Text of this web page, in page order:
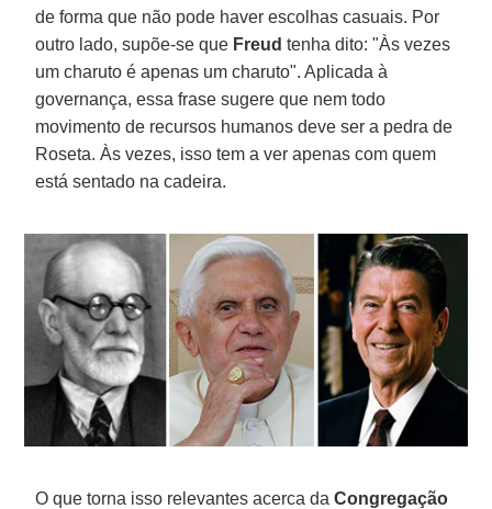
de forma que não pode haver escolhas casuais. Por
outro lado, supõe-se que Freudtenha dito: "Às vezes
um charuto é apenas um charuto". Aplicada à
governança, essa frase sugere que nem todo
movimento de recursos humanos deve ser a pedra de
Roseta. Às vezes, isso tem a ver apenas com quem
está sentado na cadeira.
O que torna isso relevantes acerca daCongregação